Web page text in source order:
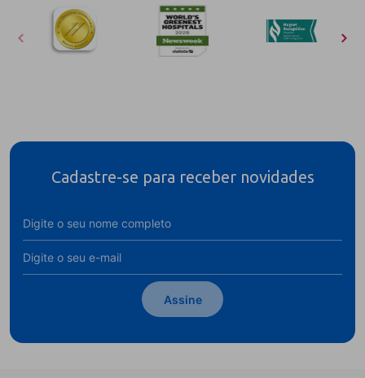
Cadastre-se para receber novidades
Assine